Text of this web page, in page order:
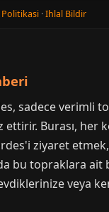
·Ihlal Bildir
sadece verimli
ettirir. Burası, her
ziyaret
bu topraklara
veya